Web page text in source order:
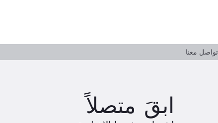
تواصل معنا
ابقَ متصلاً